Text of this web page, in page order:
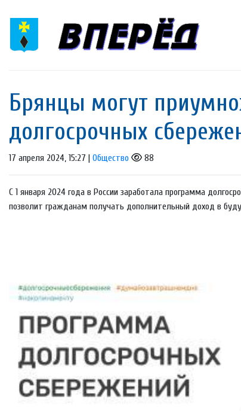
Брянцы могут
долгосрочных
17 апреля 2024, 15:27 | Общество 88
С 1 января 2024 года в России заработала программа
позволит гражданам получать дополнительный доход в